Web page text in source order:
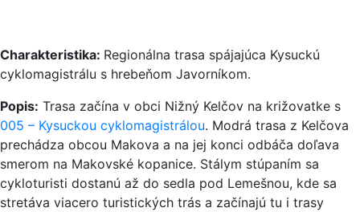
Charakteristika: Regionálna trasa spájajúca Kysuckú
cyklomagistrálu s hrebeňom Javorníkom.
Popis: Trasa začína v obci Nižný Kelčov na križovatke s
005 – Kysuckou cyklomagistrálou. Modrá trasa z Kelčova
prechádza obcou Makova a na jej konci odbáča doľava
smerom na Makovské kopanice. Stálym stúpaním sa
cykloturisti dostanú až do sedla pod Lemešnou, kde sa
stretáva viacero turistických trás a začínajú tu i trasy